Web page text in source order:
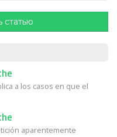
статью
a los casos en que el
aparentemente